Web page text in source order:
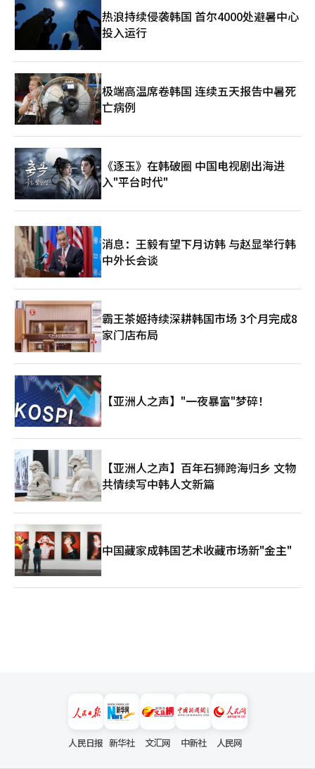
热浪持续侵袭韩国 首尔4000处避暑中心
投入运行
极端高温席卷韩国 连续五天报告中暑死
亡病例
《逐玉》在韩破圈 中国电视剧出海进
入"平台时代"
消息：王毅有望下月访韩 与赵显举行韩
中外长会谈
霸王茶姬持续深耕韩国市场 3个月完成8
家门店布局
【亚洲人之声】"一夜暴富"梦碎！
【亚洲人之声】百年石狮跨海归乡 文物
共情续写中韩人文新篇
中国藏家成韩国艺术收藏市场新"金主"
人民日报 新华社 文汇网 中新社 人民网